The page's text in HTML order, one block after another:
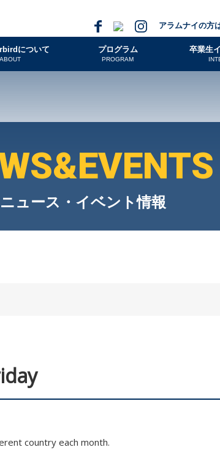
アラムナイの方
について
ABOUT
プログラム
PROGRAM
卒業生
ニュース・イベント情報
country each month.